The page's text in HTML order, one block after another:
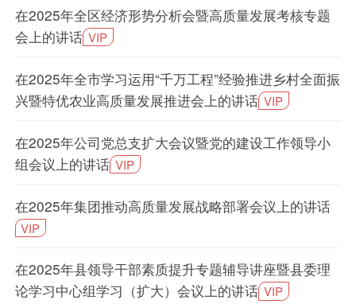
在2025年全区经济形势分析会暨高质量发展考核专题
会上的讲话 VIP
在2025年全市学习运用“千万工程”经验推进乡村全面振
兴暨特优农业高质量发展推进会上的讲话 VIP
在2025年公司党总支扩大会议暨党的建设工作领导小
组会议上的讲话 VIP
在2025年集团推动高质量发展战略部署会议上的讲话
VIP
在2025年县领导干部素质提升专题辅导讲座暨县委理
论学习中心组学习（扩大）会议上的讲话 VIP